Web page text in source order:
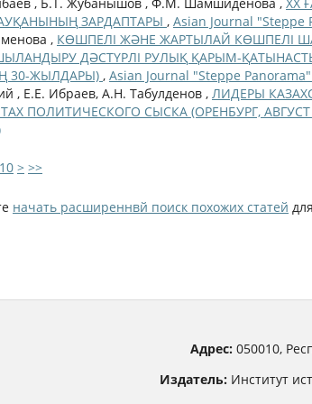
ЗАРДАПТАРЫ , Asian Journal "Steppe
, КӨШПЕЛІ ЖӘНЕ ЖАРТЫЛАЙ КӨШПЕЛІ
ДӘСТҮРЛІ РУЛЫҚ ҚАРЫМ-
30-ЖЫЛДАРЫ) , Asian Journal "Steppe
, Е.Е. Ибраев, А.Н. Табулденов , ЛИДЕРЫ
ПОЛИТИЧЕСКОГО СЫСКА (ОРЕНБУРГ, АВГУСТ
10 > >>
начать расширеннвй поиск похожих статей
Адрес:050010,
Издатель: Институт